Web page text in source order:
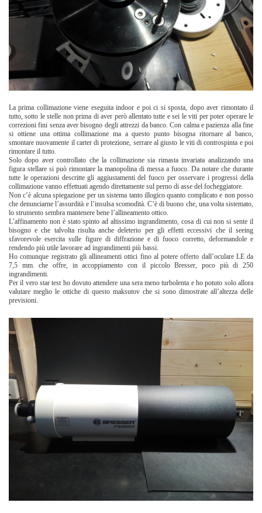
La prima collimazione viene eseguita indoor e poi ci si sposta, dopo aver rimontato il
tutto, sotto le stelle non prima di aver però allentato tutte e sei le viti per poter operare le
correzioni fini senza aver bisogno degli attrezzi da banco. Con calma e pazienza alla fine
si ottiene una ottima collimazione ma a questo punto bisogna ritornare al banco,
smontare nuovamente il carter di protezione, serrare al giusto le viti di controspinta e poi
rimontare il tutto.
Solo dopo aver controllato che la collimazione sia rimasta invariata analizzando una
figura stellare si può rimontare la manopolina di messa a fuoco. Da notare che durante
tutte le operazioni descritte gli aggiustamenti del fuoco per osservare i progressi della
collimazione vanno effettuati agendo direttamente sul perno di asse del focheggiatore.
Non c’è alcuna spiegazione per un sistema tanto illogico quanto complicato e non posso
che denunciarne l’assurdità e l’insulsa scomodità. C’è di buono che, una volta sistemato,
lo strumento sembra mantenere bene l’allineamento ottico.
L’affinamento non è stato spinto ad altissimo ingrandimento, cosa di cui non si sente il
bisogno e che talvolta risulta anche deleterio per gli effetti eccessivi che il seeing
sfavorevole esercita sulle figure di diffrazione e di fuoco corretto, deformandole e
rendendo più utile lavorare ad ingrandimenti più bassi.
Ho comunque registrato gli allineamenti ottici fino al potere offerto dall’oculare LE da
7,5 mm. che offre, in accoppiamento con il piccolo Bresser, poco più di 250
ingrandimenti.
Per il vero star test ho dovuto attendere una sera meno turbolenta e ho potuto solo allora
valutare meglio le ottiche di questo maksutov che si sono dimostrate all’altezza delle
previsioni.